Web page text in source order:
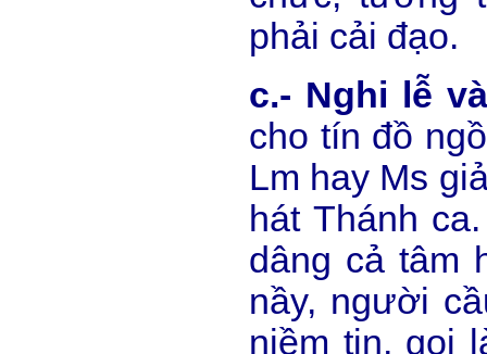
phải cải đạo.
c.- Nghi lễ
cho tín đồ
Lm hay Ms
hát Thánh
dâng cả tâm
nầy, người
niềm tin, gọi